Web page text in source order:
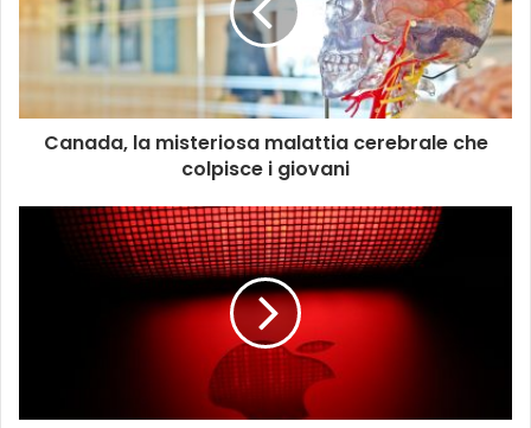
Canada, la misteriosa malattia cerebrale che
colpisce i giovani